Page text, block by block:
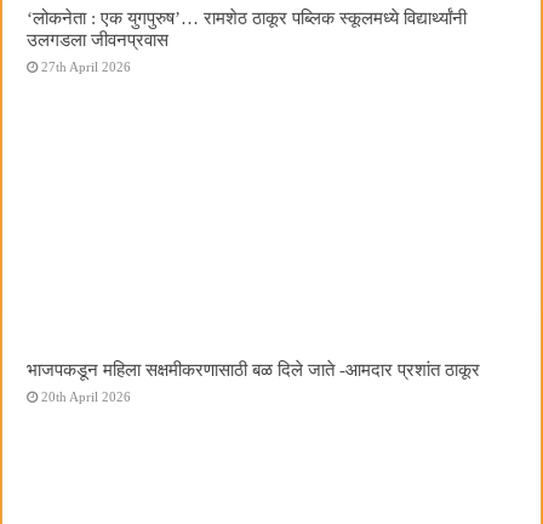
‌‘लोकनेता : एक युगपुरुष‌’… रामशेठ ठाकूर पब्लिक स्कूलमध्ये विद्यार्थ्यांनी
उलगडला जीवनप्रवास
27th April 2026
भाजपकडून महिला सक्षमीकरणासाठी बळ दिले जाते -आमदार प्रशांत ठाकूर
20th April 2026